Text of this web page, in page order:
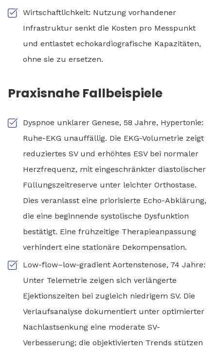
Wirtschaftlichkeit: Nutzung vorhandener
Infrastruktur senkt die Kosten pro Messpunkt
und entlastet echokardiografische Kapazitäten,
ohne sie zu ersetzen.
Praxisnahe Fallbeispiele
Dyspnoe unklarer Genese, 58 Jahre, Hypertonie:
Ruhe-EKG unauffällig. Die EKG-Volumetrie zeigt
reduziertes SV und erhöhtes ESV bei normaler
Herzfrequenz, mit eingeschränkter diastolischer
Füllungszeitreserve unter leichter Orthostase.
Dies veranlasst eine priorisierte Echo-Abklärung,
die eine beginnende systolische Dysfunktion
bestätigt. Eine frühzeitige Therapieanpassung
verhindert eine stationäre Dekompensation.
Low-flow–low-gradient Aortenstenose, 74 Jahre:
Unter Telemetrie zeigen sich verlängerte
Ejektionszeiten bei zugleich niedrigem SV. Die
Verlaufsanalyse dokumentiert unter optimierter
Nachlastsenkung eine moderate SV-
Verbesserung; die objektivierten Trends stützen